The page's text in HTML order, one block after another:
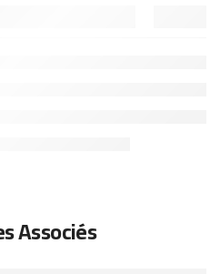
Associés